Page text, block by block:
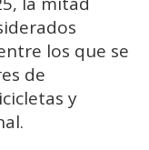
los que se
de
y